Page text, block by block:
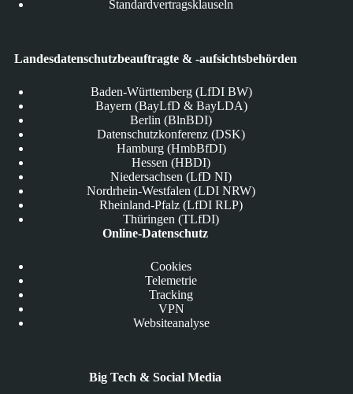
Standardvertragsklauseln
Landesdatenschutzbeauftragte & -aufsichtsbehörden
Baden-Württemberg (LfDI BW)
Bayern (BayLfD & BayLDA)
Berlin (BlnBDI)
Datenschutzkonferenz (DSK)
Hamburg (HmbBfDI)
Hessen (HBDI)
Niedersachsen (LfD NI)
Nordrhein-Westfalen (LDI NRW)
Rheinland-Pfalz (LfDI RLP)
Thüringen (TLfDI)
Online-Datenschutz
Cookies
Telemetrie
Tracking
VPN
Websiteanalyse
Big Tech & Social Media